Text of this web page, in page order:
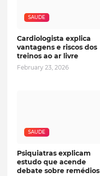
SAUDE
Cardiologista explica
vantagens e riscos dos
treinos ao ar livre
February 23, 2026
SAUDE
Psiquiatras explicam
estudo que acende
debate sobre remédios